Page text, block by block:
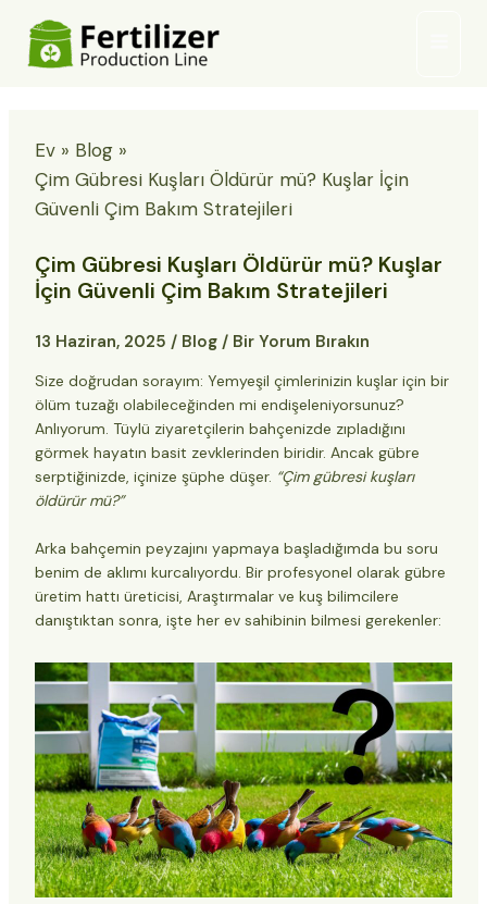
Ev
Blog
Çim Gübresi Kuşları Öldürür mü? Kuşlar İçin
Güvenli Çim Bakım Stratejileri
Çim Gübresi Kuşları Öldürür mü? Kuşlar
İçin Güvenli Çim Bakım Stratejileri
13 Haziran, 2025 / Blog/ Bir Yorum Bırakın
Size doğrudan sorayım: Yemyeşil çimlerinizin kuşlar için bir
ölüm tuzağı olabileceğinden mi endişeleniyorsunuz?
Anlıyorum. Tüylü ziyaretçilerin bahçenizde zıpladığını
görmek hayatın basit zevklerinden biridir. Ancak gübre
serptiğinizde, içinize şüphe düşer. “Çim gübresi kuşları
öldürür mü?”
Arka bahçemin peyzajını yapmaya başladığımda bu soru
benim de aklımı kurcalıyordu. Bir profesyonel olarak gübre
üretim hattı üreticisi, Araştırmalar ve kuş bilimcilere
danıştıktan sonra, işte her ev sahibinin bilmesi gerekenler: